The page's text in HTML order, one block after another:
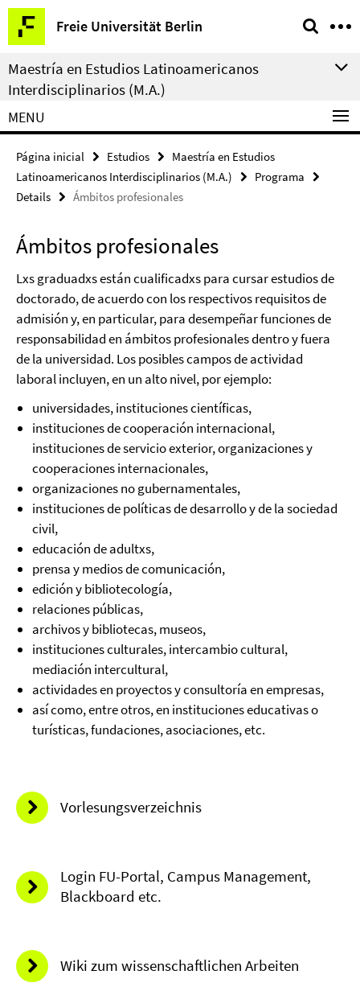
Springe
direkt
zu
Inhalt
Freie Universität Berlin
Herramientas
de
navegación
Maestría en Estudios Latinoamericanos
Interdisciplinarios (M.A.)
MENU
Página inicial Estudios
Maestría en Estudios
Latinoamericanos Interdisciplinarios (M.A.)
Programa
Details
Ámbitos profesionales
Ámbitos profesionales
Lxs graduadxs están cualificadxs para cursar estudios de
doctorado, de acuerdo con los respectivos requisitos de
admisión y, en particular, para desempeñar funciones de
responsabilidad en ámbitos profesionales dentro y fuera
de la universidad. Los posibles campos de actividad
laboral incluyen, en un alto nivel, por ejemplo:
universidades, instituciones científicas,
instituciones de cooperación internacional,
instituciones de servicio exterior, organizaciones y
cooperaciones internacionales,
organizaciones no gubernamentales,
instituciones de políticas de desarrollo y de la sociedad
civil,
educación de adultxs,
prensa y medios de comunicación,
edición y bibliotecología,
relaciones públicas,
archivos y bibliotecas, museos,
instituciones culturales, intercambio cultural,
mediación intercultural,
actividades en proyectos y consultoría en empresas,
así como, entre otros, en instituciones educativas o
turísticas, fundaciones, asociaciones, etc.
Vorlesungsverzeichnis
Login FU-Portal, Campus Management,
Blackboard etc.
Wiki zum wissenschaftlichen Arbeiten